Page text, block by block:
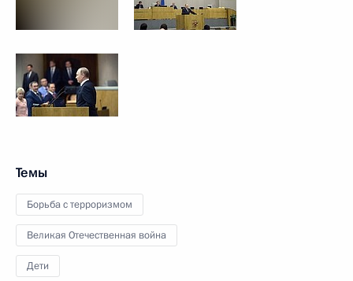
Темы
Борьба с терроризмом
Великая Отечественная война
Дети